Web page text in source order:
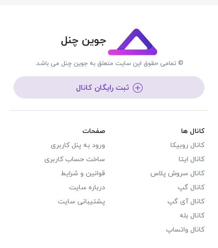
جوین چنل
© تمامی حقوق این سایت متعلق به جوین چنل می باشد.
ثبت رایگان کانال
کانال ها
کانال روبیکا
کانال ایتا
کانال سروش پلاس
کانال گپ
کانال آی گپ
کانال بله
کانال واتساپ
صفحات
ورود به پنل کاربری
ساخت حساب کاربری
قوانین و شرایط
درباره سایت
پشتیبانی سایت